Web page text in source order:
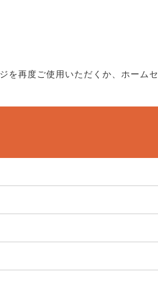
を再度ご使用いただくか、ホームセ